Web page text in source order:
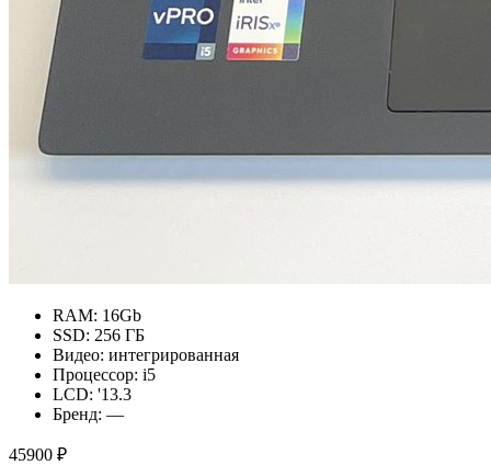
RAM: 16Gb
SSD: 256 ГБ
Видео: интегрированная
Процессор: i5
LCD: '13.3
Бренд: —
45900 ₽